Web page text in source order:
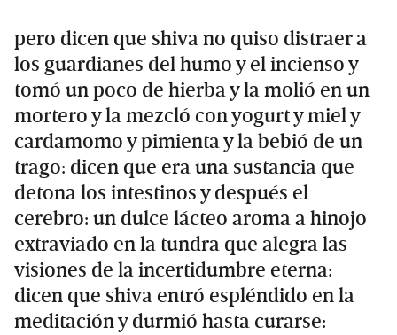
pero dicen que shiva no quiso distraer a
los guardianes del humo y el incienso y
tomó un poco de hierba y la molió en un
mortero y la mezcló con yogurt y miel y
cardamomo y pimienta y la bebió de un
trago: dicen que era una sustancia que
detona los intestinos y después el
cerebro: un dulce lácteo aroma a hinojo
extraviado en la tundra que alegra las
visiones de la incertidumbre eterna:
dicen que shiva entró espléndido en la
meditación y durmió hasta curarse: